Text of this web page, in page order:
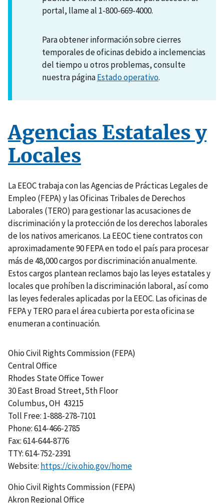
portal, llame al 1-800-669-4000.
Para obtener información sobre cierres
temporales de oficinas debido a inclemencias
del tiempo u otros problemas, consulte
nuestra páginaEstado operativo.
Agencias Estatales y
Locales
La EEOC trabaja con las Agencias de Prácticas Legales de
Empleo (FEPA) y las Oficinas Tribales de Derechos
Laborales (TERO) para gestionar las acusaciones de
discriminación y la protección de los derechos laborales
de los nativos americanos. La EEOC tiene contratos con
aproximadamente 90 FEPA en todo el país para procesar
más de 48,000 cargos por discriminación anualmente.
Estos cargos plantean reclamos bajo las leyes estatales y
locales que prohíben la discriminación laboral, así como
las leyes federales aplicadas por la EEOC. Las oficinas de
FEPA y TERO para el área cubierta por esta oficina se
enumeran a continuación.
Ohio Civil Rights Commission (FEPA)
Central Office
Rhodes State Office Tower
30 East Broad Street, 5th Floor
Columbus, OH 43215
Toll Free: 1-888-278-7101
Phone: 614-466-2785
Fax: 614-644-8776
TTY: 614-752-2391
Website: https://civ.ohio.gov/home
Ohio Civil Rights Commission (FEPA)
Akron Regional Office